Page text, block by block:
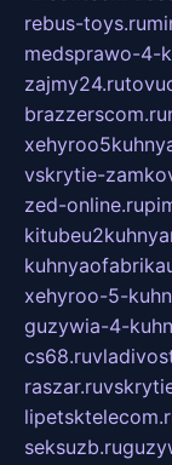
rebus-toys.ru
medsprawo-4-
zajmy24.ru
brazzerscom.ru
vskrytie-
zed-online.ru
xehyroo-5-
guzywia-4-
cs68.ru
raszar.ru
seksuzb.ru